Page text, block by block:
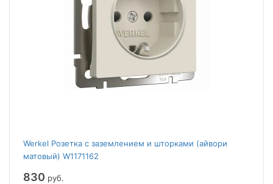
Werkel Розетка с заземлением и шторками (айвори
матовый) W1171162
830 руб.